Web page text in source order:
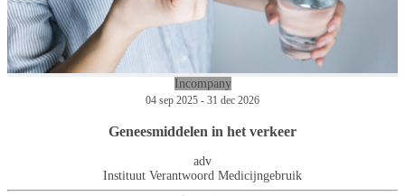
Incompany
04 sep 2025 - 31 dec 2026
Geneesmiddelen in het verkeer
adv
Instituut Verantwoord Medicijngebruik